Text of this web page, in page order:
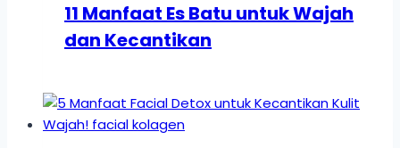
11 Manfaat Es Batu untuk Wajah
dan Kecantikan